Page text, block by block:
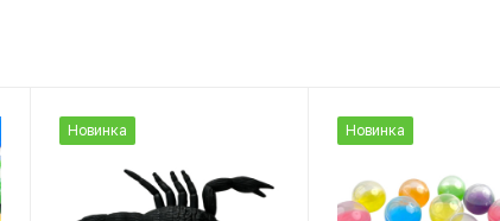
Новинка Новинка